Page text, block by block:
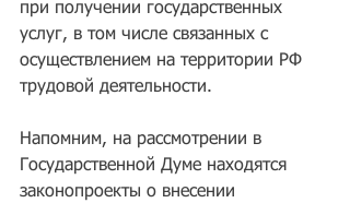
при получении государственных
услуг, в том числе связанных с
осуществлением на территории РФ
трудовой деятельности.
Напомним, на рассмотрении в
Государственной Думе находятся
законопроекты о внесении